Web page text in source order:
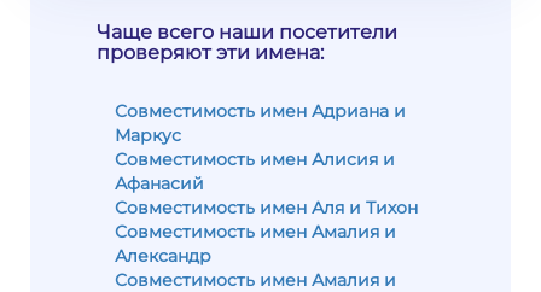
Чаще всего наши посетители
проверяют эти имена:
Совместимость имен Адриана и
Маркус
Совместимость имен Алисия и
Афанасий
Совместимость имен Аля и Тихон
Совместимость имен Амалия и
Александр
Совместимость имен Амалия и